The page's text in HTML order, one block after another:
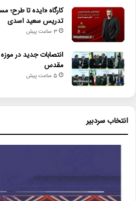
کارگاه «ایده تا طرح؛
تدریس سعید اسدی
3 ساعت پیش
انتصابات جدید در
مقدس
5 ساعت پیش
انتخاب سردبیر